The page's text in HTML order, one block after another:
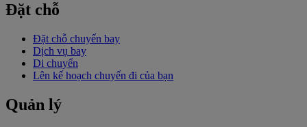
Đặt chỗ
Đặt chỗ chuyến bay
Dịch vụ bay
Di chuyển
Lên kế hoạch chuyến đi của bạn
Quản lý